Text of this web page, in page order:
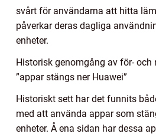
svårt för användarna att hitta
påverkar deras dagliga
enheter.
Historisk genomgång av för- och
”appar stängs ner Huawei”
Historiskt sett har det funnits
med att använda appar som
enheter. Å ena sidan har dessa